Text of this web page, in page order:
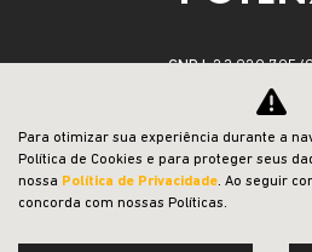
CNPJ:
OFERTAS
Para otimizar sua experiência durante a
Política de Cookies e para proteger seus
nossa Política de Privacidade. Ao seguir
concorda com nossas Políticas.